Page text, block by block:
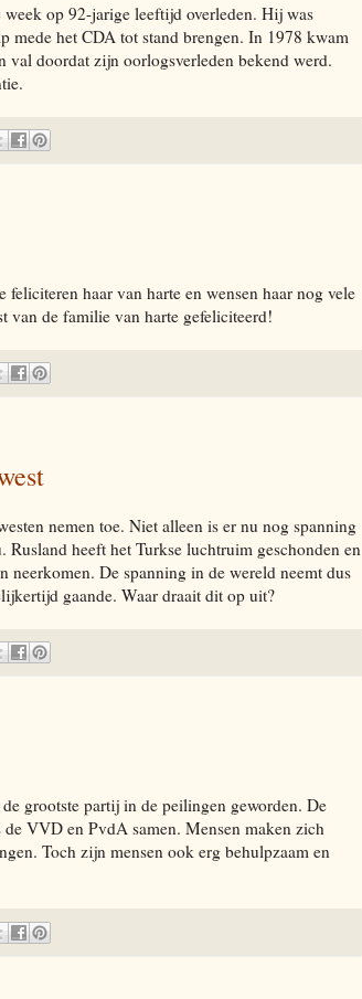
op 92-jarige leeftijd overleden. Hij was
mede het CDA tot stand brengen. In 1978 kwam
val doordat zijn oorlogsverleden bekend werd.
haar van harte en wensen haar nog vele
van de familie van harte gefeliciteerd!
nemen toe. Niet alleen is er nu nog spanning
heeft het Turkse luchtruim geschonden en
neerkomen. De spanning in de wereld neemt dus
gaande. Waar draait dit op uit?
grootste partij in de peilingen geworden. De
VVD en PvdA samen. Mensen maken zich
Toch zijn mensen ook erg behulpzaam en